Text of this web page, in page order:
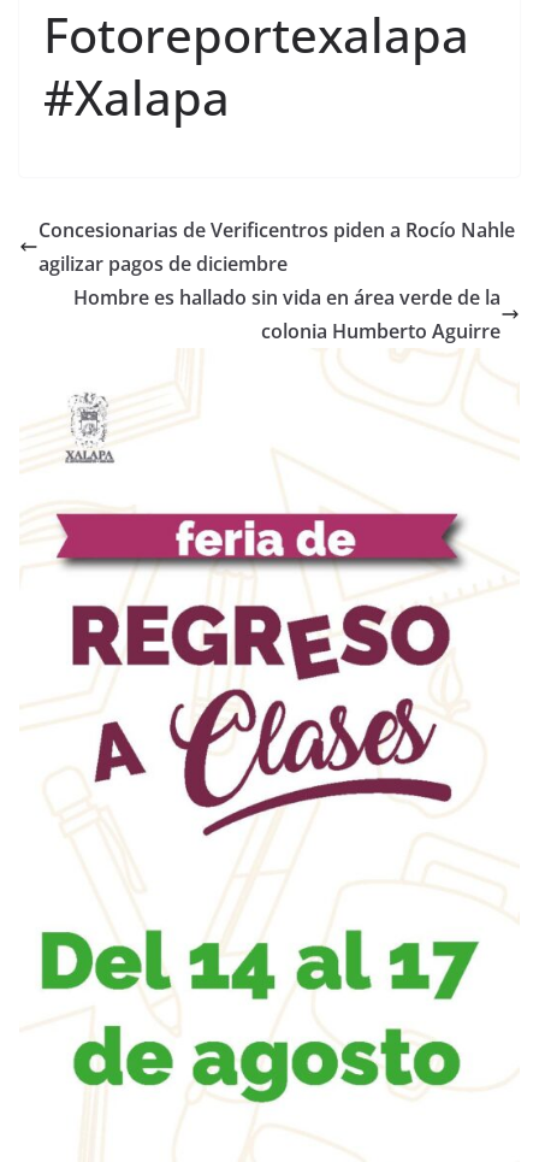
Fotoreportexalapa
#Xalapa
Concesionarias de Verificentros piden a Rocío Nahle
agilizar pagos de diciembre
Hombre es hallado sin vida en área verde de la
colonia Humberto Aguirre